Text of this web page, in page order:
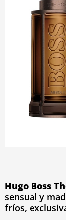
Hugo Boss
sensual y
fríos,